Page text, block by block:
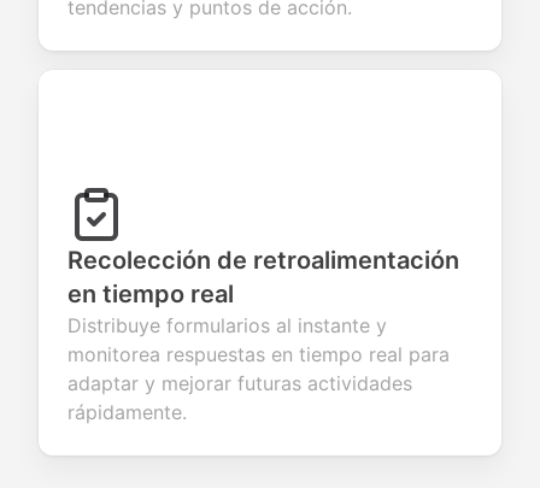
tendencias y puntos de acción.
Recolección de retroalimentación
en tiempo real
Distribuye formularios al instante y
monitorea respuestas en tiempo real para
adaptar y mejorar futuras actividades
rápidamente.